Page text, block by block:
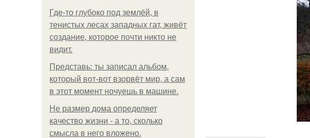
Где-то глубоко под землёй, в
тенистых лесах западных гат, живёт
создание, которое почти никто не
видит.
Представь: ты записал альбом,
который вот-вот взорвёт мир, а сам
в этот момент ночуешь в машине.
Не размер дома определяет
качество жизни - а то, сколько
смысла в него вложено.